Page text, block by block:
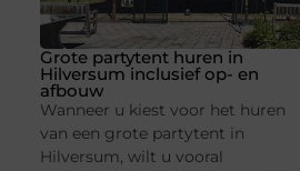
Grote partytent huren in
Hilversum inclusief op- en
afbouw
Wanneer u kiest voor het huren
van een grote partytent in
Hilversum, wilt u vooral